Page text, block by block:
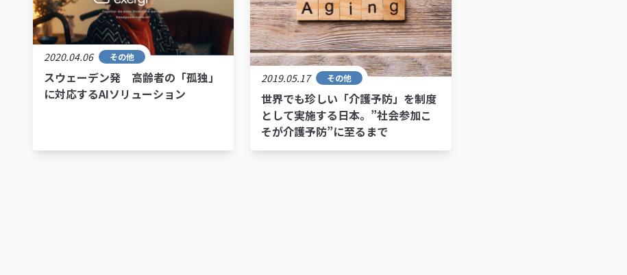
2020.04.06 その他
スウェーデン発 高齢者の「孤独」
に対応するAIソリューション
2019.05.17 その他
世界でも珍しい「介護予防」を制度
として実施する日本。”社会参加こ
そが介護予防”に至るまで